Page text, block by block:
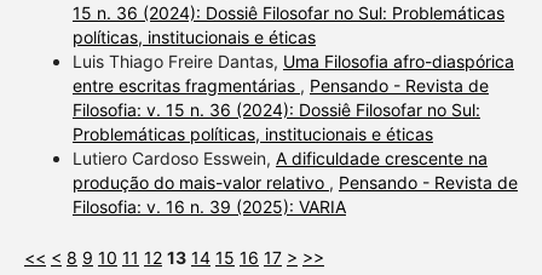
15 n. 36 (2024): Dossiê Filosofar no Sul: Problemáticas
políticas, institucionais e éticas
Luis Thiago Freire Dantas, Uma Filosofia afro-diaspórica
entre escritas fragmentárias , Pensando - Revista de
Filosofia: v. 15 n. 36 (2024): Dossiê Filosofar no Sul:
Problemáticas políticas, institucionais e éticas
Lutiero Cardoso Esswein, A dificuldade crescente na
produção do mais-valor relativo , Pensando - Revista de
Filosofia: v. 16 n. 39 (2025): VARIA
<< < 8 9 10 11 12 13 14 15 16 17 > >>